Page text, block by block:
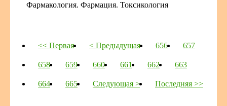
Фармакология. Фармация. Токсикология
<< Первая < Предыдущая 656 657
658 659 660 661 662 663
664 665 Следующая > Последняя >>